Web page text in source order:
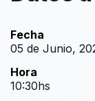
Fecha
05 de Junio,
Hora
10:30hs